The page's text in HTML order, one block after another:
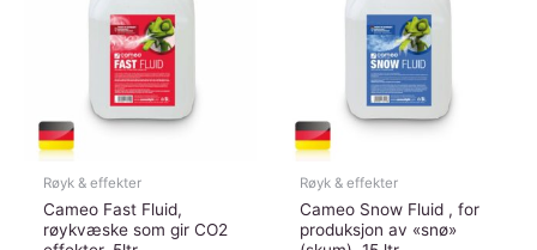
Røyk & effekter
Cameo Fast Fluid,
røykvæske som gir CO2
Røyk & effekter
Cameo Snow Fluid , for
produksjon av «snø»